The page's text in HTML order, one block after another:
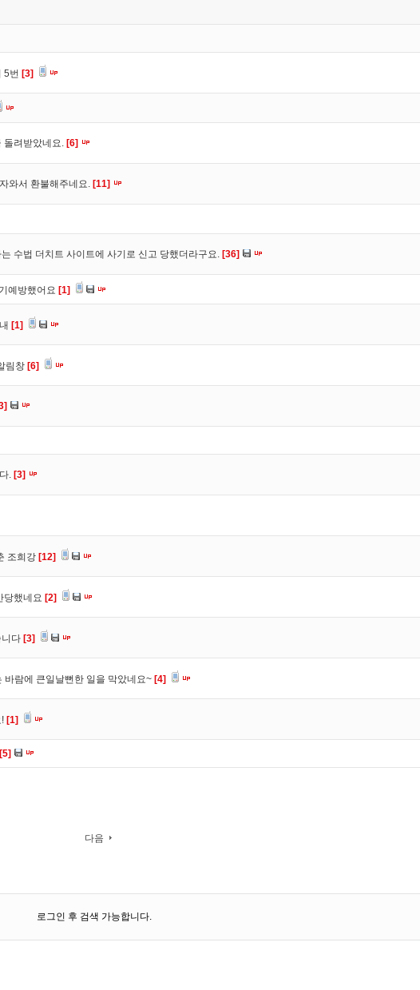
5번 [3]
돌려받았네요. [6]
와서 환불해주네요. [11]
수법 더치트 사이트에 사기로 신고 당했더라구요. [36]
예방했어요 [1]
[1]
림창 [6]
. [3]
조희강 [12]
당했네요 [2]
다 [3]
바람에 큰일날뻔한 일을 막았네요~ [4]
[1]
[5]
다음
로그인 후 검색 가능합니다.